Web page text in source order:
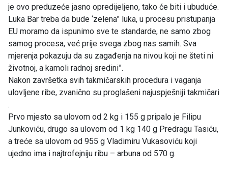
je ovo preduzeće jasno opredijeljeno, tako će biti i ubuduće.
Luka Bar treba da bude ‘zelena” luka, u procesu pristupanja
EU moramo da ispunimo sve te standarde, ne samo zbog
samog procesa, već prije svega zbog nas samih. Sva
mjerenja pokazuju da su zagađenja na nivou koji ne šteti ni
životnoj, a kamoli radnoj sredini”.
Nakon završetka svih takmičarskih procedura i vaganja
ulovljene ribe, zvanično su proglašeni najuspješniji takmičari
.
Prvo mjesto sa ulovom od 2 kg i 155 g pripalo je Filipu
Junkoviću, drugo sa ulovom od 1 kg 140 g Predragu Tasiću,
a treće sa ulovom od 955 g Vladimiru Vukasoviću koji
ujedno ima i najtrofejniju ribu – arbuna od 570 g.